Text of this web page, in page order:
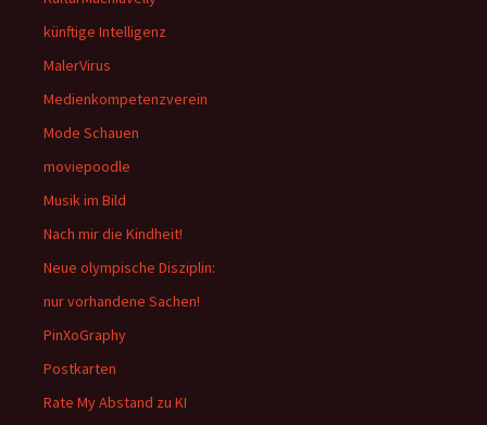
künftige Intelligenz
MalerVirus
Medienkompetenzverein
Mode Schauen
moviepoodle
Musik im Bild
Nach mir die Kindheit!
Neue olympische Disziplin:
nur vorhandene Sachen!
PinXoGraphy
Postkarten
Rate My Abstand zu KI